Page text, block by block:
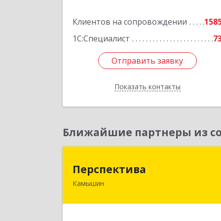
Клиентов на сопровождении
1С:Специалист
Отправить заявку
Показать контакты
Отправить заявку
Назад
Ближайшие партнеры из
Перспектива
Камышин
403850, Волгоградская обл, Камышин